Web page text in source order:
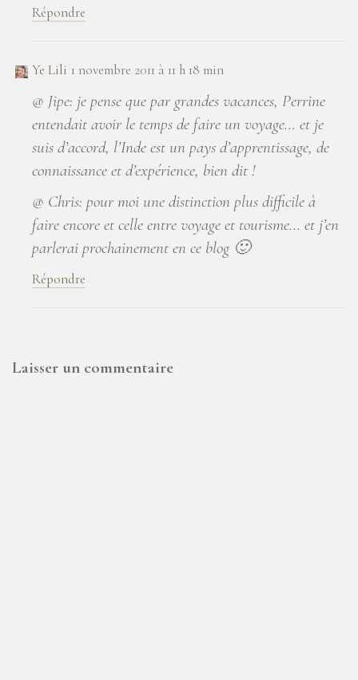
Répondre
Ye Lili 1 novembre 2011 à 11 h 18 min
@ Jipe: je pense que par grandes vacances, Perrine
entendait avoir le temps de faire un voyage… et je
suis d’accord, l’Inde est un pays d’apprentissage, de
connaissance et d’expérience, bien dit !
@ Chris: pour moi une distinction plus difficile à
faire encore et celle entre voyage et tourisme… et j’en
parlerai prochainement en ce blog 🙂
Répondre
Laisser un commentaire